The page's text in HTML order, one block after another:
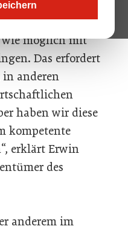
unseren
Für mich ist es
möglich mit
Das erfordert
anderen
haben wir diese
kompetente
erklärt Erwin
des
anderem im